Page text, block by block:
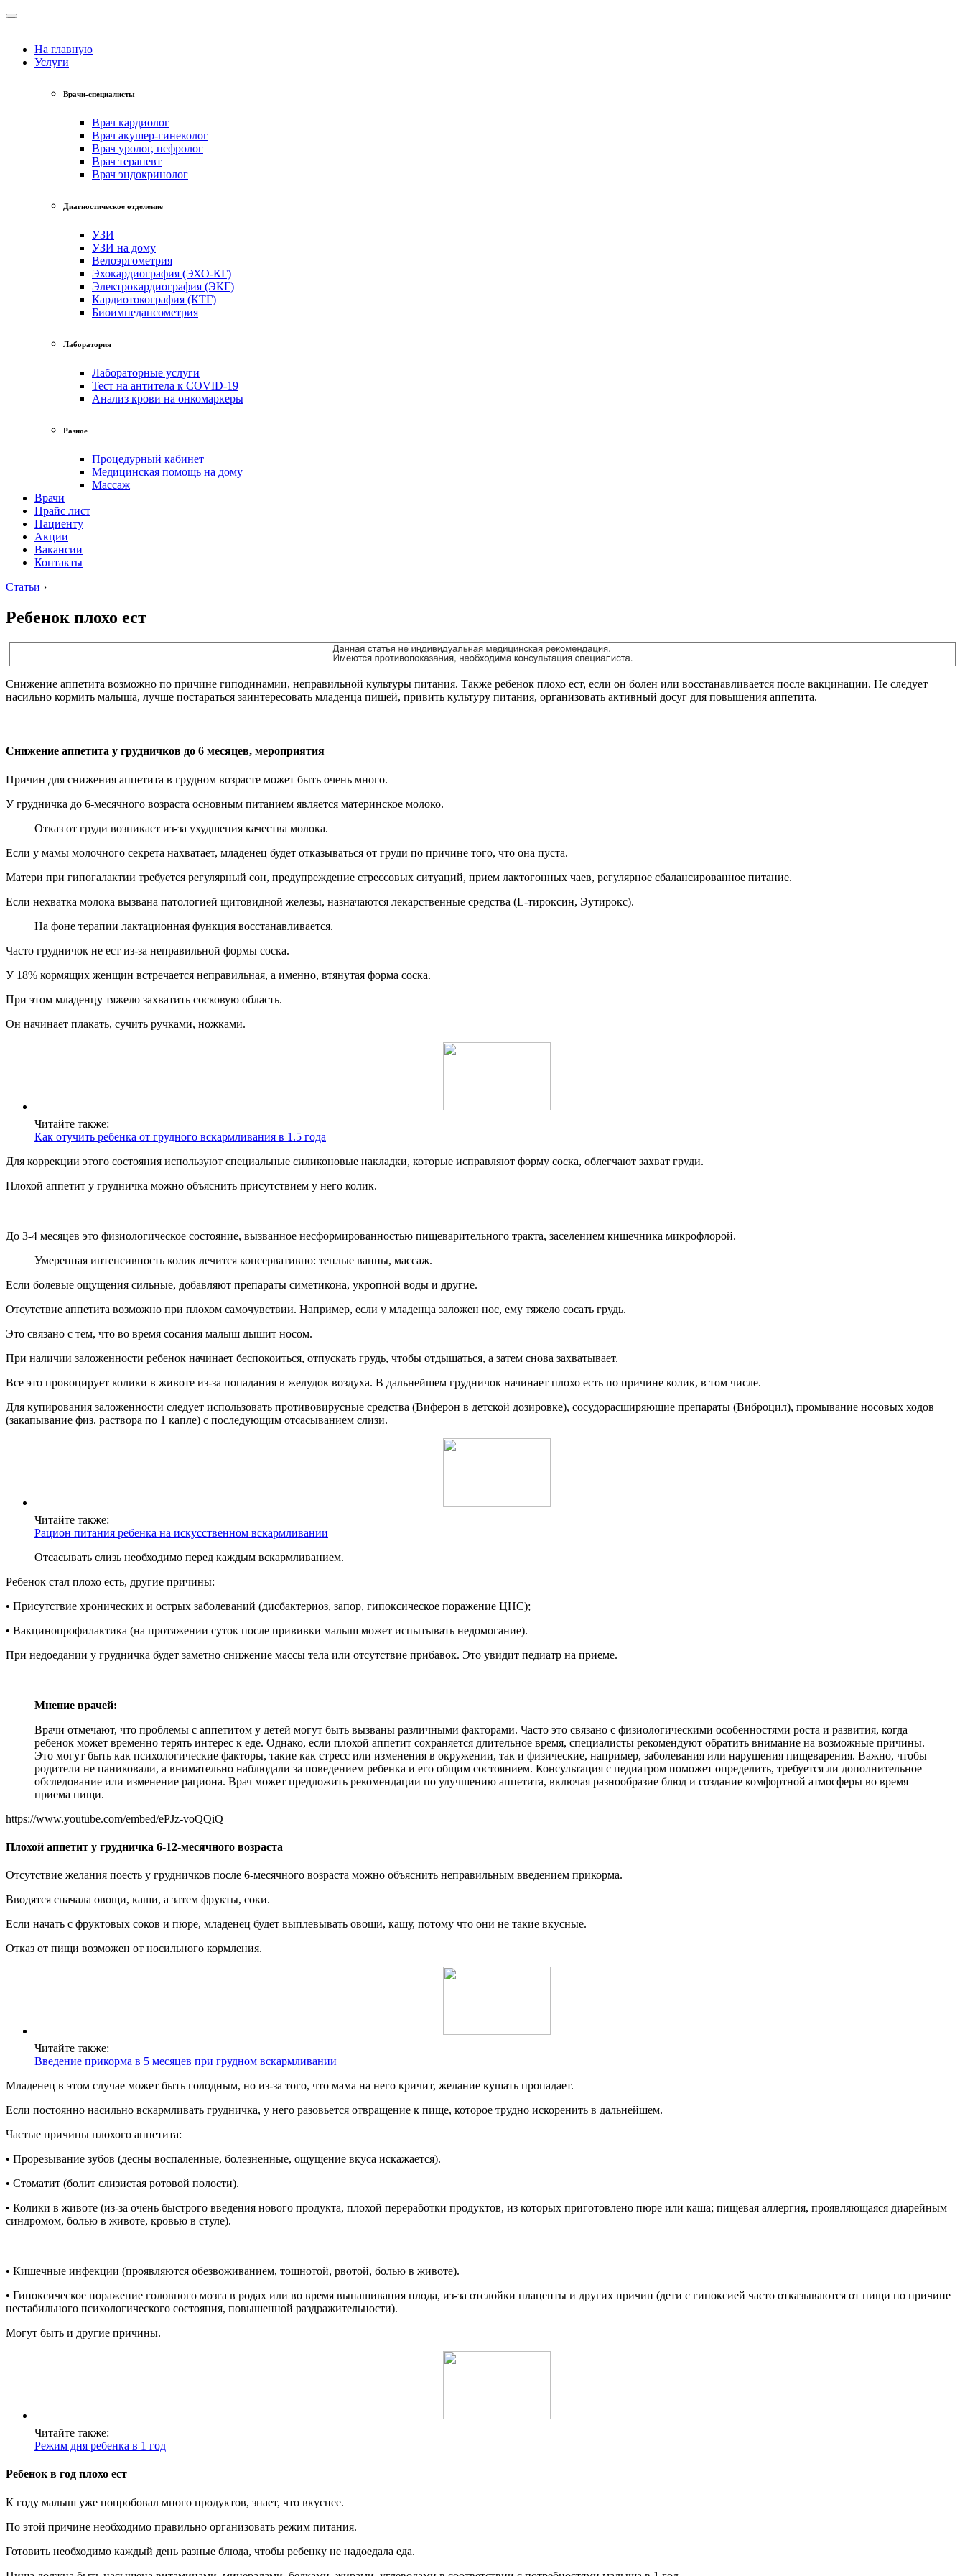
На главную
Услуги
Врачи-специалисты
Врач кардиолог
Врач акушер-гинеколог
Врач уролог, нефролог
Врач терапевт
Врач эндокринолог
Диагностическое отделение
УЗИ
УЗИ на дому
Велоэргометрия
Эхокардиография (ЭХО-КГ)
Электрокардиография (ЭКГ)
Кардиотокография (КТГ)
Биоимпедансометрия
Лаборатория
Лабораторные услуги
Тест на антитела к COVID-19
Анализ крови на онкомаркеры
Разное
Процедурный кабинет
Медицинская помощь на дому
Массаж
Врачи
Прайс лист
Пациенту
Акции
Вакансии
Контакты
Статьи ›
Ребенок плохо ест
Снижение аппетита возможно по причине гиподинамии, неправильной культуры питания. Также ребенок плохо ест, если он болен или восстанавливается после вакцинации. Не следует
насильно кормить малыша, лучше постараться заинтересовать младенца пищей, привить культуру питания, организовать активный досуг для повышения аппетита.
Снижение аппетита у грудничков до 6 месяцев, мероприятия
Причин для снижения аппетита в грудном возрасте может быть очень много.
У грудничка до 6-месячного возраста основным питанием является материнское молоко.
Отказ от груди возникает из-за ухудшения качества молока.
Если у мамы молочного секрета нахватает, младенец будет отказываться от груди по причине того, что она пуста.
Матери при гипогалактии требуется регулярный сон, предупреждение стрессовых ситуаций, прием лактогонных чаев, регулярное сбалансированное питание.
Если нехватка молока вызвана патологией щитовидной железы, назначаются лекарственные средства (L-тироксин, Эутирокс).
На фоне терапии лактационная функция восстанавливается.
Часто грудничок не ест из-за неправильной формы соска.
У 18% кормящих женщин встречается неправильная, а именно, втянутая форма соска.
При этом младенцу тяжело захватить сосковую область.
Он начинает плакать, сучить ручками, ножками.
Читайте также:
Как отучить ребенка от грудного вскармливания в 1.5 года
Для коррекции этого состояния используют специальные силиконовые накладки, которые исправляют форму соска, облегчают захват груди.
Плохой аппетит у грудничка можно объяснить присутствием у него колик.
До 3-4 месяцев это физиологическое состояние, вызванное несформированностью пищеварительного тракта, заселением кишечника микрофлорой.
Умеренная интенсивность колик лечится консервативно: теплые ванны, массаж.
Если болевые ощущения сильные, добавляют препараты симетикона, укропной воды и другие.
Отсутствие аппетита возможно при плохом самочувствии. Например, если у младенца заложен нос, ему тяжело сосать грудь.
Это связано с тем, что во время сосания малыш дышит носом.
При наличии заложенности ребенок начинает беспокоиться, отпускать грудь, чтобы отдышаться, а затем снова захватывает.
Все это провоцирует колики в животе из-за попадания в желудок воздуха. В дальнейшем грудничок начинает плохо есть по причине колик, в том числе.
Для купирования заложенности следует использовать противовирусные средства (Виферон в детской дозировке), сосудорасширяющие препараты (Виброцил), промывание носовых ходов
(закапывание физ. раствора по 1 капле) с последующим отсасыванием слизи.
Читайте также:
Рацион питания ребенка на искусственном вскармливании
Отсасывать слизь необходимо перед каждым вскармливанием.
Ребенок стал плохо есть, другие причины:
• Присутствие хронических и острых заболеваний (дисбактериоз, запор, гипоксическое поражение ЦНС);
• Вакцинопрофилактика (на протяжении суток после прививки малыш может испытывать недомогание).
При недоедании у грудничка будет заметно снижение массы тела или отсутствие прибавок. Это увидит педиатр на приеме.
Мнение врачей:
Врачи отмечают, что проблемы с аппетитом у детей могут быть вызваны различными факторами. Часто это связано с физиологическими особенностями роста и развития, когда
ребенок может временно терять интерес к еде. Однако, если плохой аппетит сохраняется длительное время, специалисты рекомендуют обратить внимание на возможные причины.
Это могут быть как психологические факторы, такие как стресс или изменения в окружении, так и физические, например, заболевания или нарушения пищеварения. Важно, чтобы
родители не паниковали, а внимательно наблюдали за поведением ребенка и его общим состоянием. Консультация с педиатром поможет определить, требуется ли дополнительное
обследование или изменение рациона. Врач может предложить рекомендации по улучшению аппетита, включая разнообразие блюд и создание комфортной атмосферы во время
приема пищи.
https://www.youtube.com/embed/ePJz-voQQiQ
Плохой аппетит у грудничка 6-12-месячного возраста
Отсутствие желания поесть у грудничков после 6-месячного возраста можно объяснить неправильным введением прикорма.
Вводятся сначала овощи, каши, а затем фрукты, соки.
Если начать с фруктовых соков и пюре, младенец будет выплевывать овощи, кашу, потому что они не такие вкусные.
Отказ от пищи возможен от носильного кормления.
Читайте также:
Введение прикорма в 5 месяцев при грудном вскармливании
Младенец в этом случае может быть голодным, но из-за того, что мама на него кричит, желание кушать пропадает.
Если постоянно насильно вскармливать грудничка, у него разовьется отвращение к пище, которое трудно искоренить в дальнейшем.
Частые причины плохого аппетита:
• Прорезывание зубов (десны воспаленные, болезненные, ощущение вкуса искажается).
• Стоматит (болит слизистая ротовой полости).
• Колики в животе (из-за очень быстрого введения нового продукта, плохой переработки продуктов, из которых приготовлено пюре или каша; пищевая аллергия, проявляющаяся диарейным
синдромом, болью в животе, кровью в стуле).
• Кишечные инфекции (проявляются обезвоживанием, тошнотой, рвотой, болью в животе).
• Гипоксическое поражение головного мозга в родах или во время вынашивания плода, из-за отслойки плаценты и других причин (дети с гипоксией часто отказываются от пищи по причине
нестабильного психологического состояния, повышенной раздражительности).
Могут быть и другие причины.
Читайте также:
Режим дня ребенка в 1 год
Ребенок в год плохо ест
К году малыш уже попробовал много продуктов, знает, что вкуснее.
По этой причине необходимо правильно организовать режим питания.
Готовить необходимо каждый день разные блюда, чтобы ребенку не надоедала еда.